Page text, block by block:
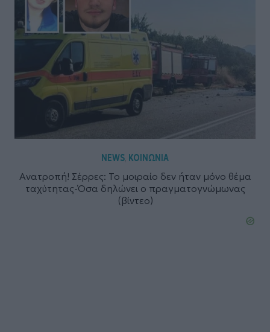
NEWS, ΚΟΙΝΩΝΙΑ
Ανατροπή! Σέρρες: To μοιραίο δεν ήταν μόνο θέμα
ταχύτητας-Όσα δηλώνει ο πραγματογνώμωνας
(βίντεο)